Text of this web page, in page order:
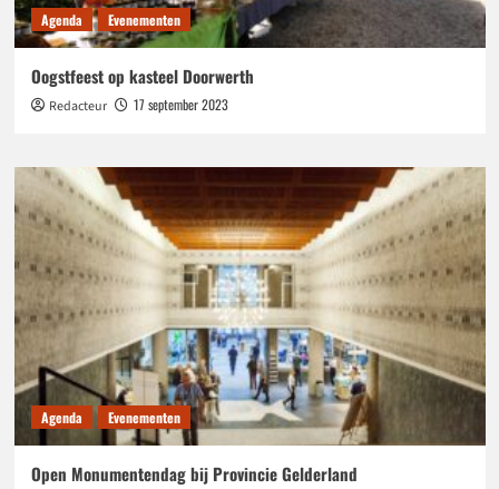
Agenda Evenementen
Oogstfeest op kasteel Doorwerth
Redacteur 17 september 2023
Agenda Evenementen
Open Monumentendag bij Provincie Gelderland